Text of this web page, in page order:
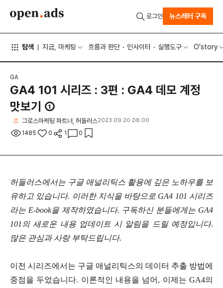
탐색 지금, 마케팅 흐름과 판단 인사이터 실행도구 O'story
로그인 뉴스레터 구독
GA
GA4 101 시리즈 : 3편 : GA4 데모 계정
맛보기 ①
그로스마케팅 파트너, 허들러스2023.09.20 08:00
1485 0 1 0
허들러스에서는 구글 애널리틱스 활용에 깊은 노하우를 보
유하고 있습니다. 이러한 지식을 바탕으로 GA4 101 시리즈
라는 E-book을 제작하였습니다. 구독하신 분들에게는 GA4
101의 새로운 내용 업데이트 시 알림을 드릴 예정입니다.
많은 관심과 사랑 부탁드립니다.
이전 시리즈에서는 구글 애널리틱스의 데이터 추출 방법에
중점을 두었습니다. 이론적인 내용을 넘어, 이제는 GA4의